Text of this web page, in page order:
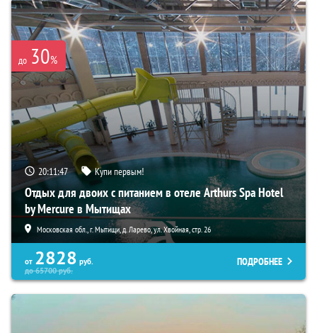
до 30%
20:11:45 Купи первым!
Отдых для двоих с питанием в отеле Arthurs Spa Hotel
by Mercure в Мытищах
Московская обл., г. Мытищи, д. Ларево, ул. Хвойная, стр. 26
от 2828 руб.
до65700руб.
ПОДРОБНЕЕ